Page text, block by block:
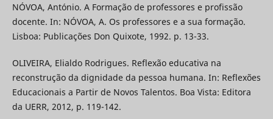
NÓVOA, António. A Formação de professores e profissão
docente. In: NÓVOA, A. Os professores e a sua formação.
Lisboa: Publicações Don Quixote, 1992. p. 13-33.
OLIVEIRA, Elialdo Rodrigues. Reflexão educativa na
reconstrução da dignidade da pessoa humana. In: Reflexões
Educacionais a Partir de Novos Talentos. Boa Vista: Editora
da UERR, 2012, p. 119-142.